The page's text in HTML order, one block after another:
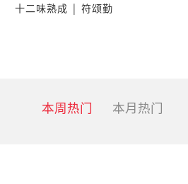
十二味熟成 | 符颂勤
本周热门 本月热门